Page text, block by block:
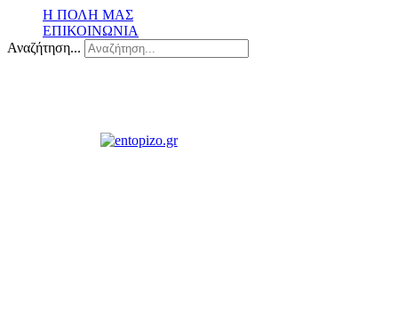
Η ΠΟΛΗ ΜΑΣ
ΕΠΙΚΟΙΝΩΝΙΑ
Αναζήτηση...